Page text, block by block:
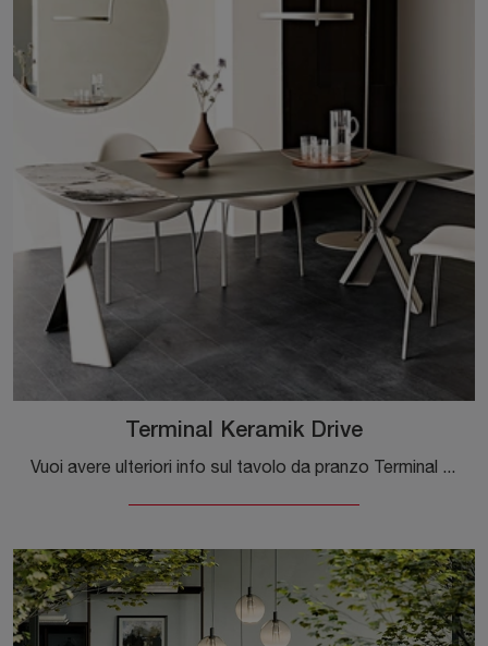
Terminal Keramik Drive
Vuoi avere ulteriori info sul tavolo da pranzo Terminal Keramik Drive di Cattelan Italia? Clicca e scopri di più sui modelli consolle del brand.